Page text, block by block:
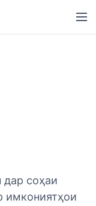
M
e
дар соҳаи
имкониятҳои